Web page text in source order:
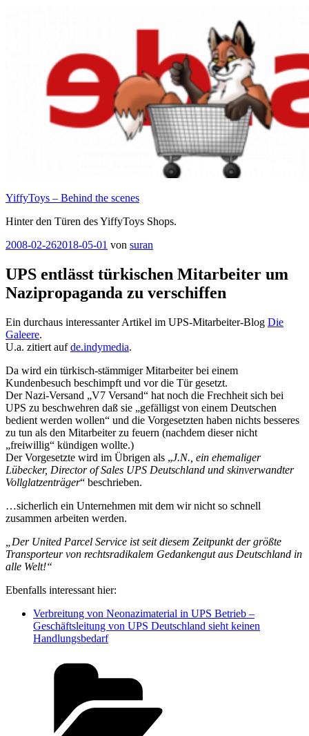
YiffyToys – Behind the scenes
Hinter den Türen des YiffyToys Shops.
Veröffentlicht
2008-02-262018-05-01 von suran
UPS entlässt türkischen Mitarbeiter um
Nazipropaganda zu verschiffen
Ein durchaus interessanter Artikel im UPS-Mitarbeiter-Blog Die
Galeere.
U.a. zitiert aufde.indymedia.
Da wird ein türkisch-stämmiger Mitarbeiter bei einem
Kundenbesuch beschimpft und vor die Tür gesetzt.
Der Nazi-Versand „V7 Versand“ hat noch die Frechheit sich bei
UPS zu beschwehren daß sie „gefälligst von einem Deutschen
bedient werden wollen“ und die Vorgesetzten haben nichts besseres
zu tun als den Mitarbeiter zu feuern (nachdem dieser nicht
„freiwillig“ kündigen wollte.)
Der Vorgesetzte wird im Übrigen als „J.N., ein ehemaliger
Lübecker, Director of Sales UPS Deutschland und skinverwandter
Vollglatzenträger“ beschrieben.
…sicherlich ein Unternehmen mit dem wir nicht so schnell
zusammen arbeiten werden.
„Der United Parcel Service ist seit diesem Zeitpunkt der größte
Transporteur von rechtsradikalem Gedankengut aus Deutschland in
alle Welt!“
Ebenfalls interessant hier:
Verbreitung von Neonazimaterial in UPS Betrieb –
Geschäftsleitung von UPS Deutschland sieht keinen
Handlungsbedarf